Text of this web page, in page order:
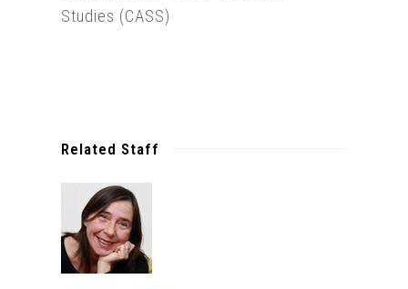
Studies (CASS)
Related Staff